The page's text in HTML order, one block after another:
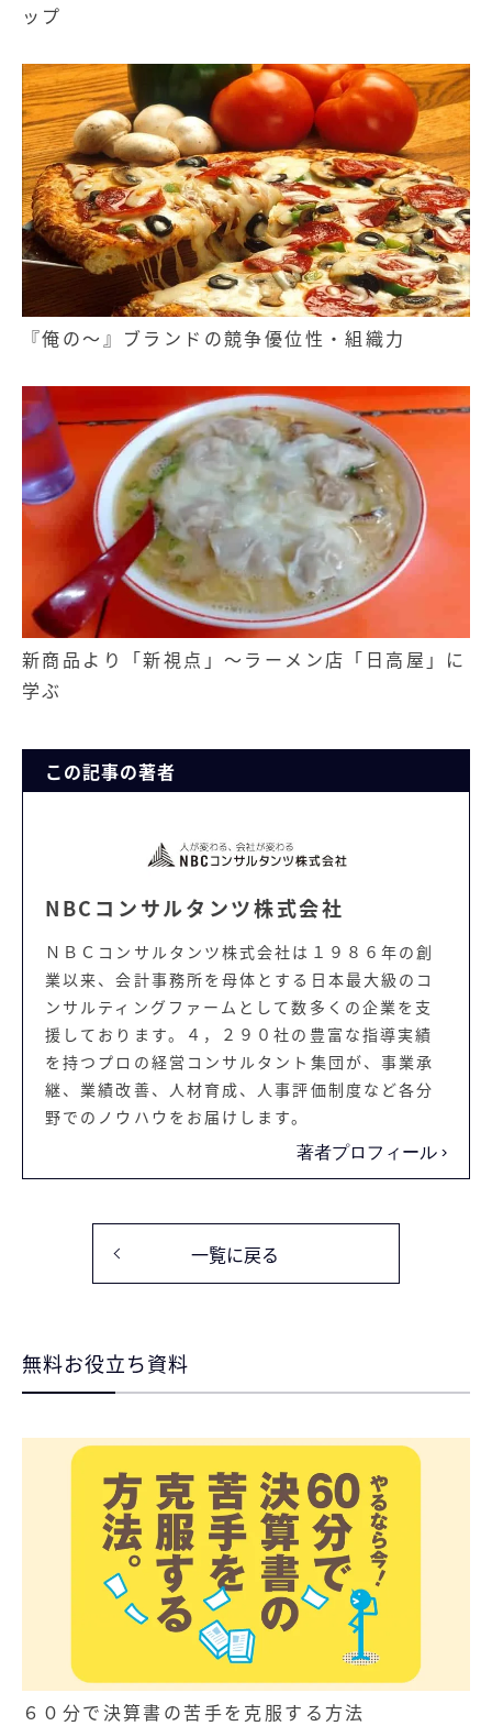
ップ
『俺の～』ブランドの競争優位性・組織力
新商品より「新視点」～ラーメン店「日高屋」に
学ぶ
この記事の著者
NBCコンサルタンツ株式会社
ＮＢＣコンサルタンツ株式会社は１９８６年の創
業以来、会計事務所を母体とする日本最大級のコ
ンサルティングファームとして数多くの企業を支
援しております。４，２９０社の豊富な指導実績
を持つプロの経営コンサルタント集団が、事業承
継、業績改善、人材育成、人事評価制度など各分
野でのノウハウをお届けします。
著者プロフィール
一覧に戻る
無料お役立ち資料
６０分で決算書の苦手を克服する方法